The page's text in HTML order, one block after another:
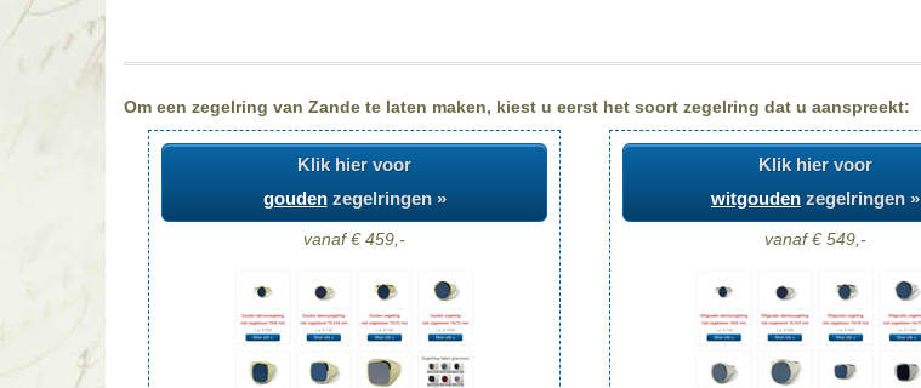
Om een zegelring van Zande te laten maken, kiest u eerst het soort zegelring dat u aanspreekt:
Klik hier voor
goudenzegelringen »
vanaf € 459,-
Klik hier voor
witgouden zegelringen »
vanaf € 549,-